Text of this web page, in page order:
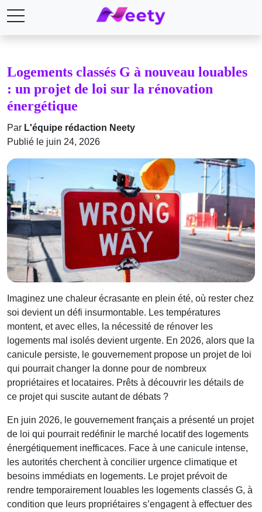
Logements classés G à nouveau louables
: un projet de loi sur la rénovation
énergétique
Par L'équipe rédaction Neety
Publié le juin 24, 2026
Imaginez une chaleur écrasante en plein été, où rester chez
soi devient un défi insurmontable. Les températures
montent, et avec elles, la nécessité de rénover les
logements mal isolés devient urgente. En 2026, alors que la
canicule persiste, le gouvernement propose un projet de loi
qui pourrait changer la donne pour de nombreux
propriétaires et locataires. Prêts à découvrir les détails de
ce projet qui suscite autant de débats ?
En juin 2026, le gouvernement français a présenté un projet
de loi qui pourrait redéfinir le marché locatif des logements
énergétiquement inefficaces. Face à une canicule intense,
les autorités cherchent à concilier urgence climatique et
besoins immédiats en logements. Le projet prévoit de
rendre temporairement louables les logements classés G, à
condition que leurs propriétaires s’engagent à effectuer des